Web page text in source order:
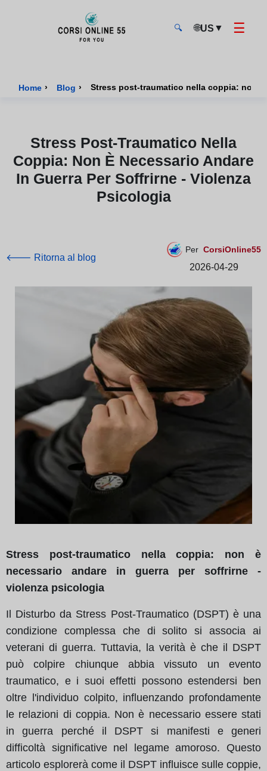
🔍 🌐US ▼ ☰
Home › Blog › Stress post-traumatico nella coppia: non
Stress Post-Traumatico Nella
Coppia: Non È Necessario Andare
In Guerra Per Soffrirne - Violenza
Psicologia
🡐 Ritorna al blog
Per CorsiOnline55
2026-04-29
Stress post-traumatico nella coppia: non è
necessario andare in guerra per soffrirne -
violenza psicologia
Il Disturbo da Stress Post-Traumatico (DSPT) è una
condizione complessa che di solito si associa ai
veterani di guerra. Tuttavia, la verità è che il DSPT
può colpire chiunque abbia vissuto un evento
traumatico, e i suoi effetti possono estendersi ben
oltre l'individuo colpito, influenzando profondamente
le relazioni di coppia. Non è necessario essere stati
in guerra perché il DSPT si manifesti e generi
difficoltà significative nel legame amoroso. Questo
articolo esplorerà come il DSPT influisce sulle coppie,